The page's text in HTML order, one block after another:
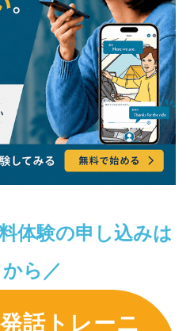
体験の申し込みは
ら／
話トレーニ